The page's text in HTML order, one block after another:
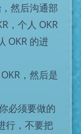
然后沟通部
，个人 OKR
OKR 的进
，然后是
必须要做的
行，不要把